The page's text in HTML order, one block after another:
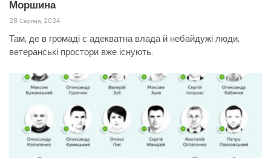
Моршина
28 Серпня, 2024
Там, де в громаді є адекватна влада й небайдужі люди,
ветеранські простори вже існують.